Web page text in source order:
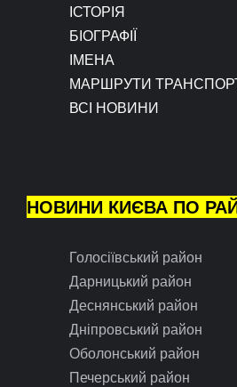
ІСТОРІЯ
БІОГРАФІЇ
ІМЕНА
МАРШРУТИ
ВСІ НОВИНИ
НОВИНИ КИЄВА ПО
Голосіївський район
Дарницький район
Деснянський район
Дніпровський район
Оболонський район
Печерський район